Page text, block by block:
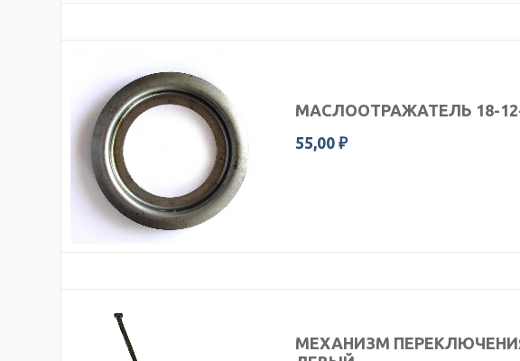
МАСЛООТРАЖАТЕЛЬ 18-
55,00 ₽
МЕХАНИЗМ